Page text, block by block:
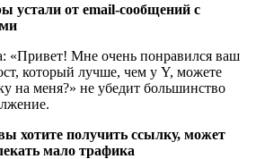
устали от email-сообщений с
«Привет! Мне очень понравился ваш
который лучше, чем у Y, можете
на меня?» не убедит большинство
хотите получить ссылку, может
мало трафика